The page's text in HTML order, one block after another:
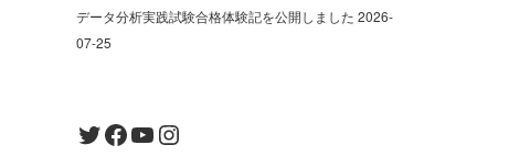
データ分析実践試験合格体験記を公開しました 2026-
07-25
Twitter
Facebook
YouTube
Instagram